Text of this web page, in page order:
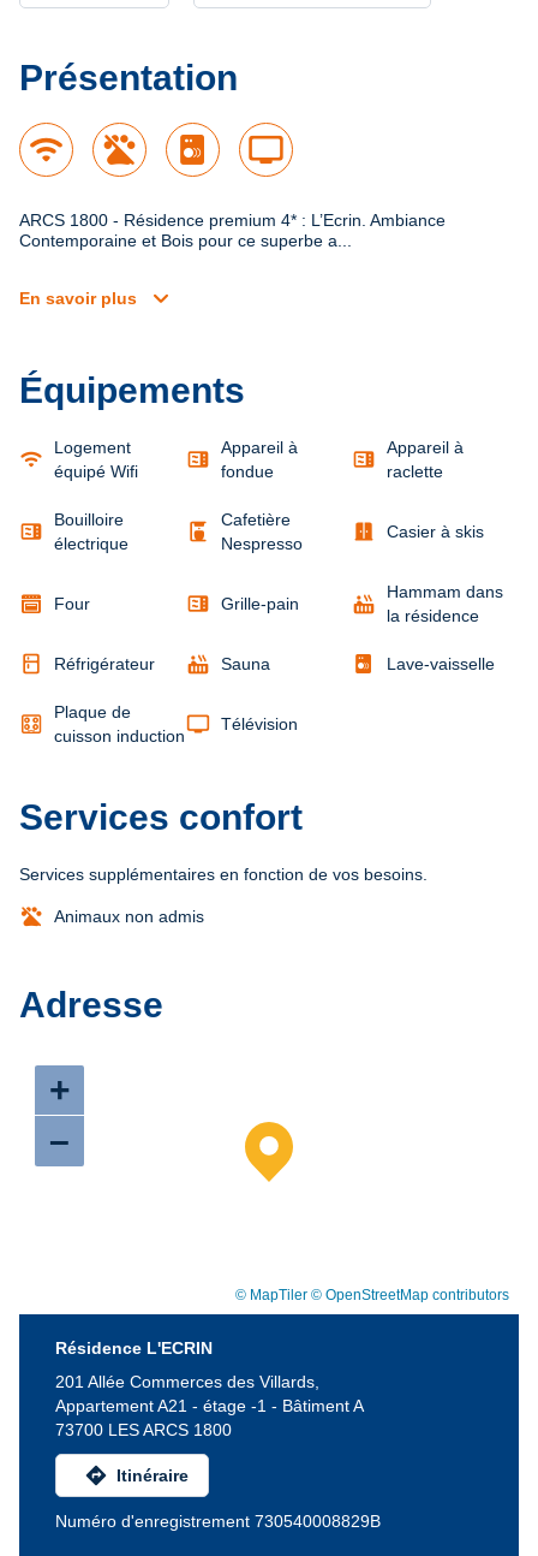
Présentation
wifi tv
ARCS 1800 - Résidence premium 4* : L’Ecrin. Ambiance
Contemporaine et Bois pour ce superbe a...
En savoir plus expand_more
Équipements
wifi
Logement
équipé Wifi
microwave
Appareil à
fondue
microwave
Appareil à
raclette
microwave
Bouilloire
électrique
coffee_maker
Cafetière
Nespresso
door_sliding Casier à skis
Four microwave Grille-pain hot_tub
Hammam dans
la résidence
kitchen Réfrigérateur hot_tub Sauna Lave-vaisselle
Plaque de
cuisson inductiontv Télévision
Services confort
Services supplémentaires en fonction de vos besoins.
Animaux non admis
Adresse
+
–
© MapTiler © OpenStreetMap contributors
Résidence L'ECRIN
201 Allée Commerces des Villards,
Appartement A21 - étage -1 - Bâtiment A
73700 LES ARCS 1800
directions Itinéraire
Numéro d'enregistrement 730540008829B